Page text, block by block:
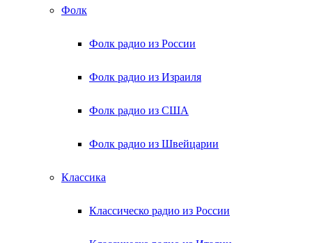
Фолк
Фолк радио из России
Фолк радио из Израиля
Фолк радио из США
Фолк радио из Швейцарии
Классика
Классическо радио из России